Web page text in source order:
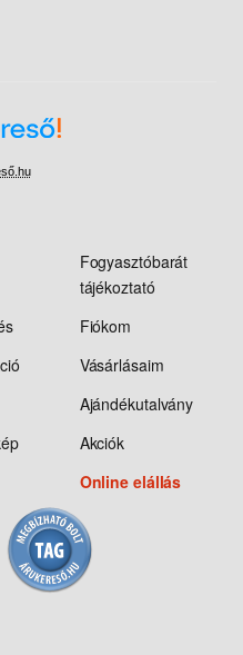
Fogyasztóbarát
tájékoztató
Fiókom
Vásárlásaim
Ajándékutalvány
Akciók
Online elállás